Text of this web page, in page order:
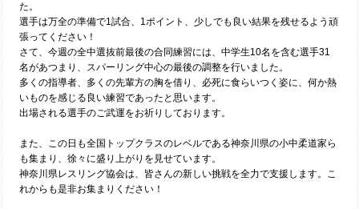
た。
選手は万全の準備で1試合、1ポイント、少しでも良い結果を残せるよう頑
張ってください！
さて、今週の全中選抜前最後の合同練習には、中学生10名を含む選手31
名があつまり、スパーリング中心の最後の調整を行いました。
多くの指導者、多くの先輩方の胸を借り、必死に食らいつく姿に、何か熱
いものを感じる良い練習であったと思います。
出場される選手のご武運をお祈りしております。
また、この日も全国トップクラスのレベルである神奈川県の小中柔道家ら
も集まり、徐々に盛り上がりを見せています。
神奈川県レスリング協会は、皆さんの新しい挑戦を全力で支援します。こ
れからも是非お集まりください！